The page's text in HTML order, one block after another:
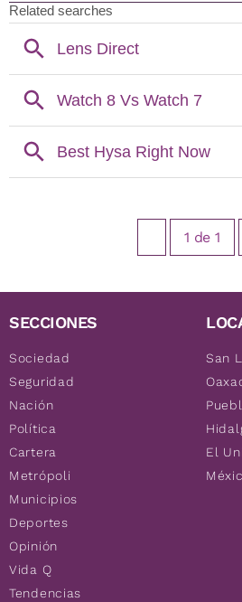
1 de 1
SECCIONES
Sociedad
Seguridad
Nación
Política
Cartera
Metrópoli
Municipios
Deportes
Opinión
Vida Q
Tendencias
San
El